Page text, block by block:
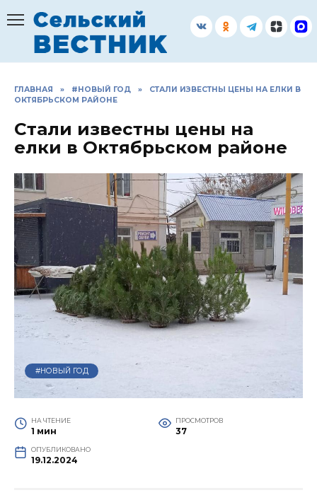
содержанию
ГЛАВНАЯ » #НОВЫЙ ГОД »
СТАЛИ ИЗВЕСТНЫ ЦЕНЫ НА ЕЛКИ В
ОКТЯБРЬСКОМ РАЙОНЕ
Стали известны цены на
елки в Октябрьском районе
#НОВЫЙ ГОД
НА ЧТЕНИЕ
1 мин
ПРОСМОТРОВ
37
ОПУБЛИКОВАНО
19.12.2024